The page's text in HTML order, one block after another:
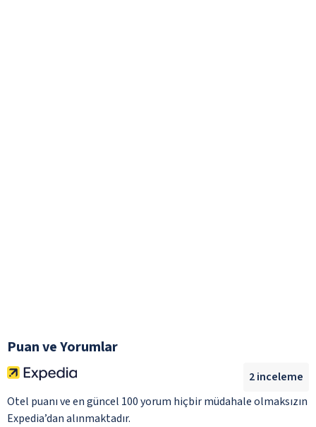
Puan ve Yorumlar
Otel puanı ve en güncel 100 yorum hiçbir müdahale olmaksızın
Expedia’dan alınmaktadır.
2inceleme